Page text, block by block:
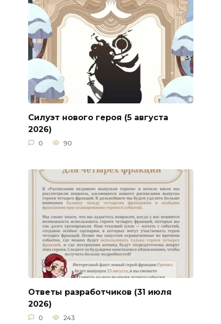
Силуэт нового героя (5 августа
2026)
0 90
Ответы разработчиков (31 июля
2026)
0 243